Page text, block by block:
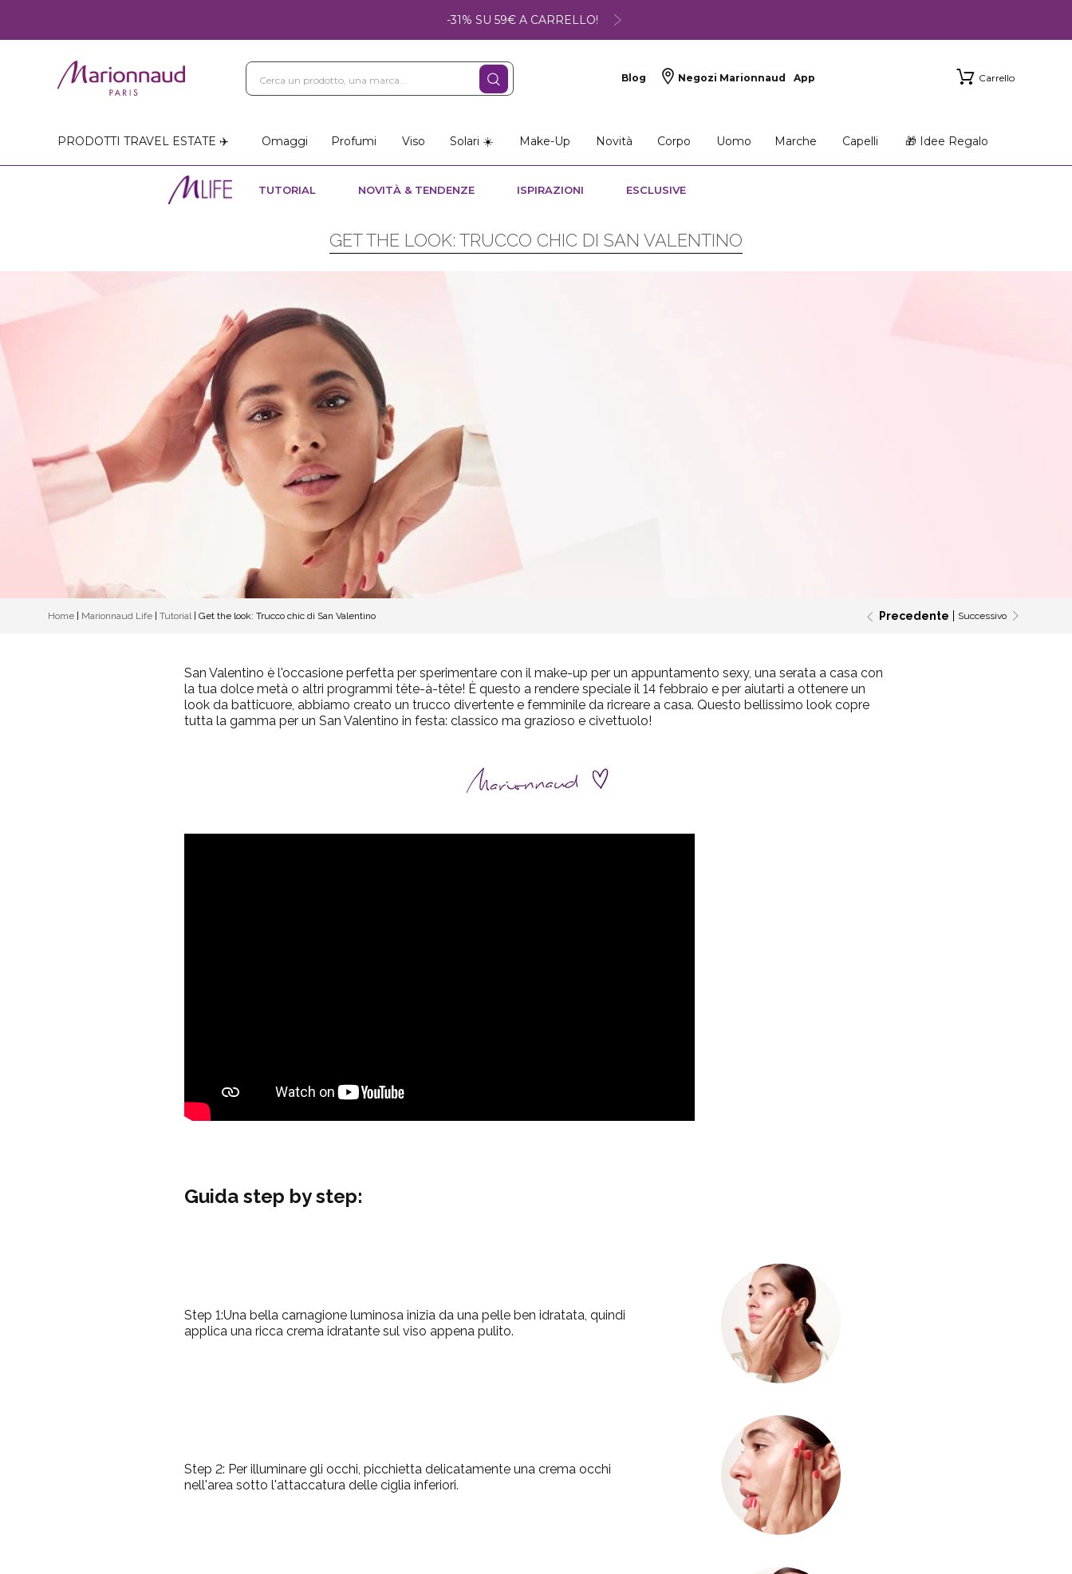
-31% SU 59€ A CARRELLO!
Blog Negozi Marionnaud App Carrello
PRODOTTI TRAVEL ESTATE ✈️ Omaggi Profumi Viso Solari ☀️ Make-Up Novità Corpo Uomo Marche Capelli 🎁 Idee Regalo
TUTORIAL NOVITÀ & TENDENZE ISPIRAZIONI ESCLUSIVE
GET THE LOOK: TRUCCO CHIC DI SAN VALENTINO
Home Marionnaud Life Tutorial| Get the look: Trucco chic di San Valentino Precedente Successivo
San Valentino è l'occasione perfetta per sperimentare con il make-up per un appuntamento sexy, una serata a casa con
la tua dolce metà o altri programmi tête-à-tête! È questo a rendere speciale il 14 febbraio e per aiutarti a ottenere un
look da batticuore, abbiamo creato un trucco divertente e femminile da ricreare a casa. Questo bellissimo look copre
tutta la gamma per un San Valentino in festa: classico ma grazioso e civettuolo!
Guida step by step:
Step 1:Una bella carnagione luminosa inizia da una pelle ben idratata, quindi
applica una ricca crema idratante sul viso appena pulito.
Step 2: Per illuminare gli occhi, picchietta delicatamente una crema occhi
nell'area sotto l'attaccatura delle ciglia inferiori.